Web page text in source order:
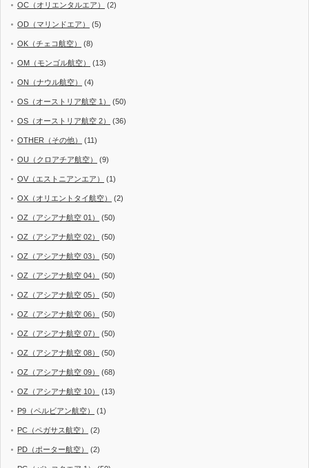
OC（オリエンタルエア） (2)
OD（マリンドエア） (5)
OK（チェコ航空） (8)
OM（モンゴル航空） (13)
ON（ナウル航空） (4)
OS（オーストリア航空 1） (50)
OS（オーストリア航空 2） (36)
OTHER（その他） (11)
OU（クロアチア航空） (9)
OV（エストニアンエア） (1)
OX（オリエントタイ航空） (2)
OZ（アシアナ航空 01） (50)
OZ（アシアナ航空 02） (50)
OZ（アシアナ航空 03） (50)
OZ（アシアナ航空 04） (50)
OZ（アシアナ航空 05） (50)
OZ（アシアナ航空 06） (50)
OZ（アシアナ航空 07） (50)
OZ（アシアナ航空 08） (50)
OZ（アシアナ航空 09） (68)
OZ（アシアナ航空 10） (13)
P9（ペルビアン航空） (1)
PC（ペガサス航空） (2)
PD（ポーター航空） (2)